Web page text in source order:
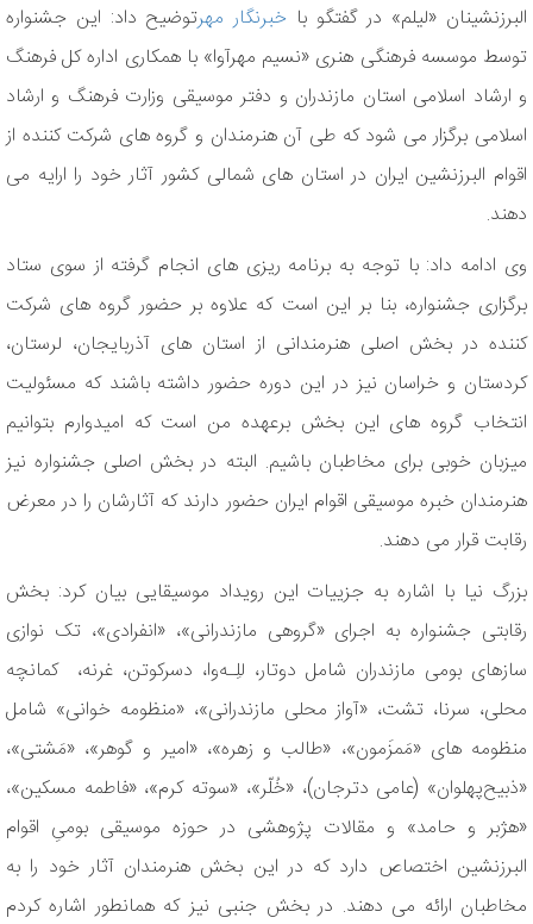
البرزنشینان «لیلم» در گفتگو با خبرنگار مهرتوضیح داد: این جشنواره
توسط موسسه فرهنگی هنری «نسیم مهرآوا» با همکاری اداره کل فرهنگ
و ارشاد اسلامی استان مازندران و دفتر موسیقی وزارت فرهنگ و ارشاد
اسلامی برگزار می شود که طی آن هنرمندان و گروه های شرکت کننده از
اقوام البرزنشین ایران در استان های شمالی کشور آثار خود را ارایه می
دهند.
وی ادامه داد: با توجه به برنامه ریزی های انجام گرفته از سوی ستاد
برگزاری جشنواره، بنا بر این است که علاوه بر حضور گروه های شرکت
کننده در بخش اصلی هنرمندانی از استان های آذربایجان، لرستان،
کردستان و خراسان نیز در این دوره حضور داشته باشند که مسئولیت
انتخاب گروه های این بخش برعهده من است که امیدوارم بتوانیم
میزبان خوبی برای مخاطبان باشیم. البته در بخش اصلی جشنواره نیز
هنرمندان خبره موسیقی اقوام ایران حضور دارند که آثارشان را در معرض
رقابت قرار می دهند.
بزرگ نیا با اشاره به جزییات این رویداد موسیقایی بیان کرد: بخش
رقابتی جشنواره به اجرای «گروهی مازندرانی»، «انفرادی»، تک نوازی
سازهای بومی مازندران شامل دوتار، للِـه‌وا، دسرکوتن، غرنه، کمانچه‌
محلی، سرنا، تشت، «آواز محلی مازندرانی»، «منظومه خوانی» شامل
منظومه های «مَمزَمون»، «طالب و زهره»، «امیر و گوهر»، «مَشتی»،
«ذبیح‌پهلوان» (عامی دترجان)، «خُلّر»، «سوته کرم»، «فاطمه مسکین»،
«هژبر و حامد» و مقالات پژوهشی در حوزه موسیقی بومیِ اقوام
البرزنشین اختصاص دارد که در این بخش هنرمندان آثار خود را به
مخاطبان ارائه می دهند. در بخش جنبی نیز که همانطور اشاره کردم